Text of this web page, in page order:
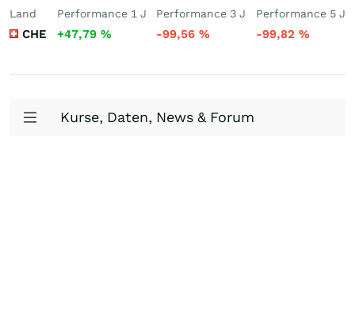
Land
CHE
Performance 1 J
+47,79 %
Performance 3 J
-99,56%
Performance 5 J
-99,82 %
Kurse, Daten, News & Forum